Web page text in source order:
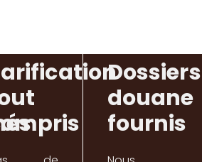
Dossiers
douane
fournis